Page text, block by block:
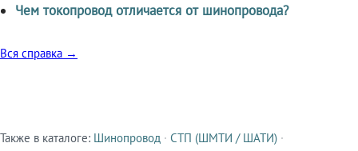
Чем токопровод отличается от шинопровода?
Вся справка →
Смежные продукты
Также в каталоге: Шинопровод · СТП (ШМТИ / ШАТИ) ·